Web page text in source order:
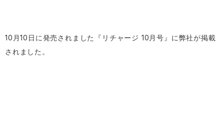
10月10日に発売されました『リチャージ 10月号』に弊社が掲載
されました。